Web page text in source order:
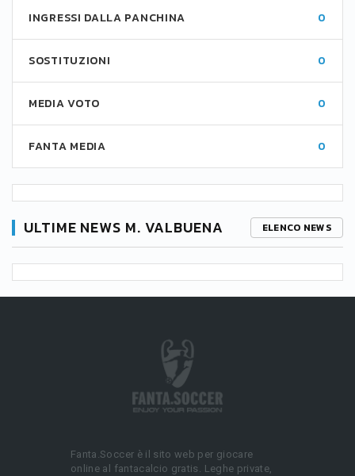
INGRESSI DALLA PANCHINA 0
SOSTITUZIONI 0
MEDIA VOTO 0
FANTA MEDIA 0
ULTIME NEWS M. VALBUENA ELENCO NEWS
Fanta.Soccer è il sito web per giocare
online al fantacalcio gratis. Leghe private,